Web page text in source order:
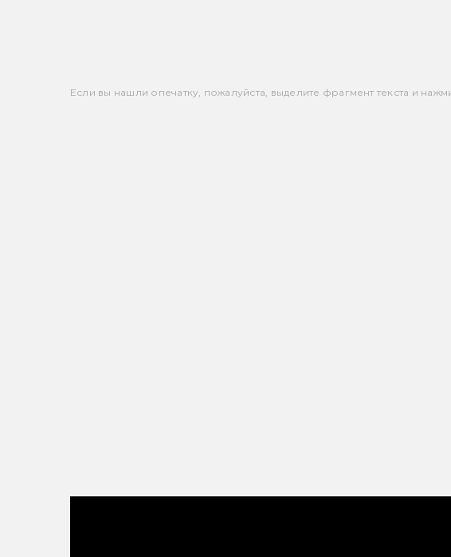
Если вы нашли опечатку, пожалуйста, выделите фрагмент текста и